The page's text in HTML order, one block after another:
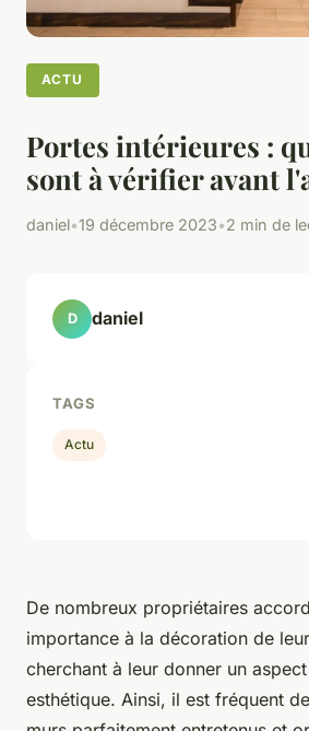
ACTU
Portes intérieures :
sont à vérifier avant
daniel•19 décembre 2023•2 min de
De nombreux propriétaires
importance à la décoration de
cherchant à leur donner un
esthétique. Ainsi, il est fréquent
D daniel
TAGS
Actu